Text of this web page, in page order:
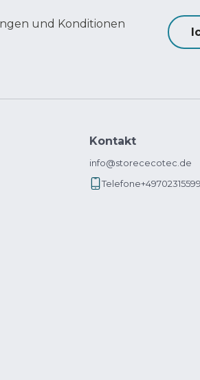
und Konditionen
Kontakt
info@storececotec.de
Telefone